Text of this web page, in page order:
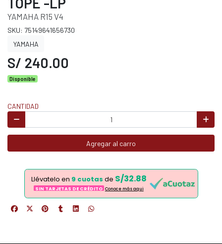
YAMAHA R15 V4
SKU: 75149641656730
YAMAHA
S/ 240.00
Disponible
CANTIDAD
Agregar al carro
Llévatelo en 9 cuotas de S/32.88
SIN TARJETAS DE CRÉDITO Conoce más aqui